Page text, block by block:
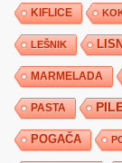
KIFLICE
LEŠNIK
MARMELADA
PASTA
POGAČA